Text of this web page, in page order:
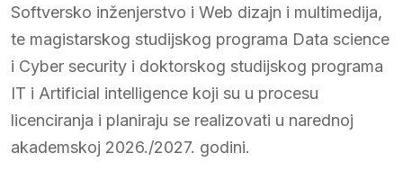
Softversko inženjerstvo i Web dizajn i multimedija,
te magistarskog studijskog programa Data science
i Cyber security i doktorskog studijskog programa
IT i Artificial intelligence koji su u procesu
licenciranja i planiraju se realizovati u narednoj
akademskoj 2026./2027. godini.